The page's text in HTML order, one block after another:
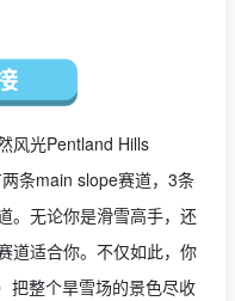
风光Pentland Hills
条main slope赛道，3条
。无论你是滑雪高手，还
道适合你。不仅如此，你
把整个旱雪场的景色尽收